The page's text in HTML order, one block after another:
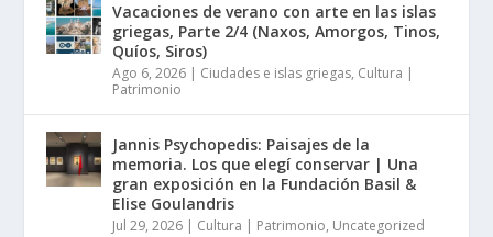
Vacaciones de verano con arte en las islas
griegas, Parte 2/4 (Naxos, Amorgos, Tinos,
Quíos, Siros)
Ago 6, 2026 | Ciudades e islas griegas, Cultura |
Patrimonio
Jannis Psychopedis: Paisajes de la
memoria. Los que elegí conservar | Una
gran exposición en la Fundación Basil &
Elise Goulandris
Jul 29, 2026 | Cultura | Patrimonio, Uncategorized